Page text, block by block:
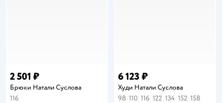
2 501 ₽
Брюки Натали Суслова
116
6 123 ₽
Худи Натали Суслова
98 110 116 122 134 152 158